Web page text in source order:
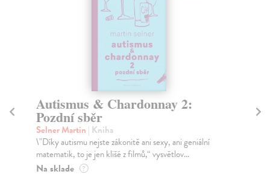
Autismus & Chardonnay 2:
Pozdní sběr
Selner Martin | Kniha
\"Díky autismu nejste zákonitě ani sexy, ani geniální
matematik, to je jen klišé z filmů,“ vysvětlov...
Na sklade ?